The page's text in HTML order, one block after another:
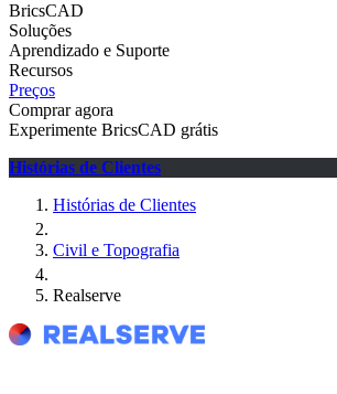
BricsCAD
Soluções
Aprendizado e Suporte
Recursos
Preços
Comprar agora
Experimente BricsCAD grátis
Histórias de Clientes
Histórias de Clientes
Civil e Topografia
Realserve